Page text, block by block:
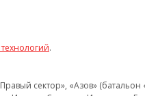
.
сектор», «Азов» (батальон